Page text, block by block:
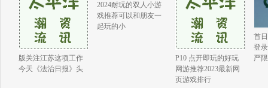
版关注江苏这项工作
今天《法治日报》头
2024耐玩的双人小游
戏推荐可以和朋友一
起玩的小
P10 点开即玩的好玩
网游推荐2023最新网
页游戏排行
首
登
严